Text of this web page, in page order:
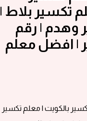
تكسير بلاط |
وهدم | رقم
| افضل معلم
بالكويت | معلم تكسير